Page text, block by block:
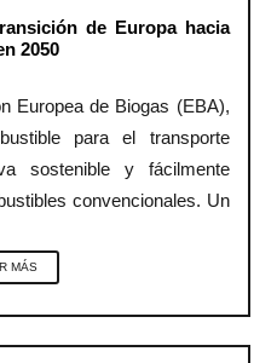
de Europa hacia
2050
Europea de Biogas (EBA),
para el transporte
sostenible y fácilmente
convencionales. Un
MÁS